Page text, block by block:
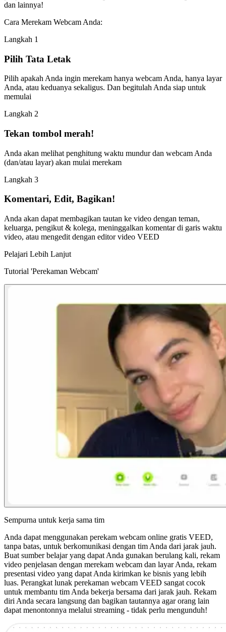
dan lainnya!
Cara Merekam Webcam Anda:
Langkah 1
Pilih Tata Letak
Pilih apakah Anda ingin merekam hanya webcam Anda, hanya layar
Anda, atau keduanya sekaligus. Dan begitulah Anda siap untuk
memulai
Langkah 2
Tekan tombol merah!
Anda akan melihat penghitung waktu mundur dan webcam Anda
(dan/atau layar) akan mulai merekam
Langkah 3
Komentari, Edit, Bagikan!
Anda akan dapat membagikan tautan ke video dengan teman,
keluarga, pengikut & kolega, meninggalkan komentar di garis waktu
video, atau mengedit dengan editor video VEED
Pelajari Lebih Lanjut
Tutorial 'Perekaman Webcam'
Sempurna untuk kerja sama tim
Anda dapat menggunakan perekam webcam online gratis VEED,
tanpa batas, untuk berkomunikasi dengan tim Anda dari jarak jauh.
Buat sumber belajar yang dapat Anda gunakan berulang kali, rekam
video penjelasan dengan merekam webcam dan layar Anda, rekam
presentasi video yang dapat Anda kirimkan ke bisnis yang lebih
luas. Perangkat lunak perekaman webcam VEED sangat cocok
untuk membantu tim Anda bekerja bersama dari jarak jauh. Rekam
diri Anda secara langsung dan bagikan tautannya agar orang lain
dapat menontonnya melalui streaming - tidak perlu mengunduh!